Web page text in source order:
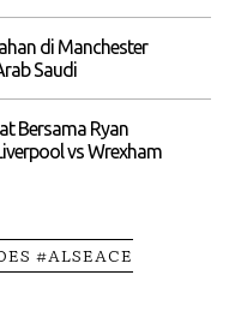
di Manchester
Saudi
Bersama Ryan
vs Wrexham
#ALSEACE